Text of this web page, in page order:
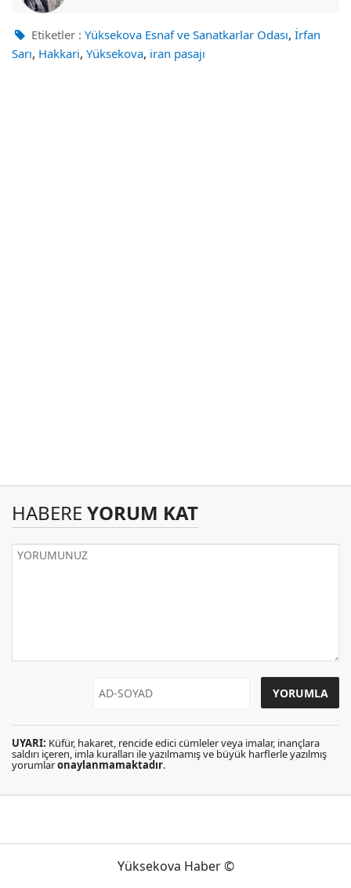
Etiketler : Yüksekova Esnaf ve Sanatkarlar Odası, İrfan
Sarı, Hakkari, Yüksekova, iran pasajı
HABERE YORUM KAT
UYARI: Küfür, hakaret, rencide edici cümleler veya imalar, inançlara
saldırı içeren, imla kuralları ile yazılmamış ve büyük harflerle yazılmış
yorumlaronaylanmamaktadır.
Yüksekova Haber ©